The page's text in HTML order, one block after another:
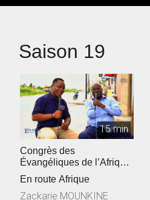
Saison 19
15 min
Congrès des
Évangéliques de l’Afrique
Francophone
En route Afrique
Zackarie MOUNKINE